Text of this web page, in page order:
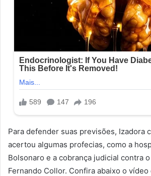
Para defender suas previsões, Izadora
acertou algumas profecias, como a
Bolsonaro e a cobrança judicial contra
Fernando Collor. Confira abaixo o vídeo